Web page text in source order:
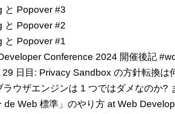
と Popover #3
と Popover #2
と Popover #1
Conference 2024 開催後記
29 日目: Privacy Sandbox の方針転換は
ラウザエンジンは 1 つではダメなのか?
de Web 標準」のやり方 at Web